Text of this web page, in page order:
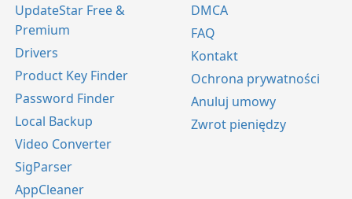
UpdateStar Free &
Premium
Drivers
Product Key Finder
Password Finder
Local Backup
Video Converter
SigParser
AppCleaner
DMCA
FAQ
Kontakt
Ochrona prywatności
Anuluj umowy
Zwrot pieniędzy